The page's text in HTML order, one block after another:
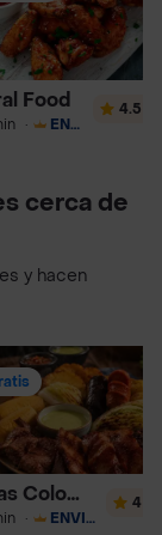
Food
· ENVÍO GRATIS
4.5
cerca de
y hacen
Picadas Colombianas Premium
· ENVÍO GRATIS
4